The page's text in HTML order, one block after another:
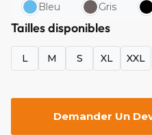
Bleu Gris
Tailles disponibles
L M S XL XXL
Demander Un